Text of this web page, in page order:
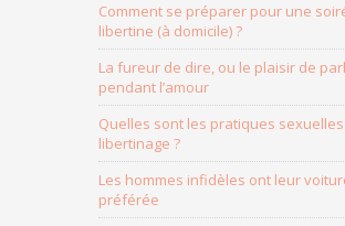
Comment se préparer pour une
libertine (à domicile) ?
La fureur de dire, ou le plaisir de
pendant l’amour
Quelles sont les pratiques
libertinage ?
Les hommes infidèles ont leur
préférée